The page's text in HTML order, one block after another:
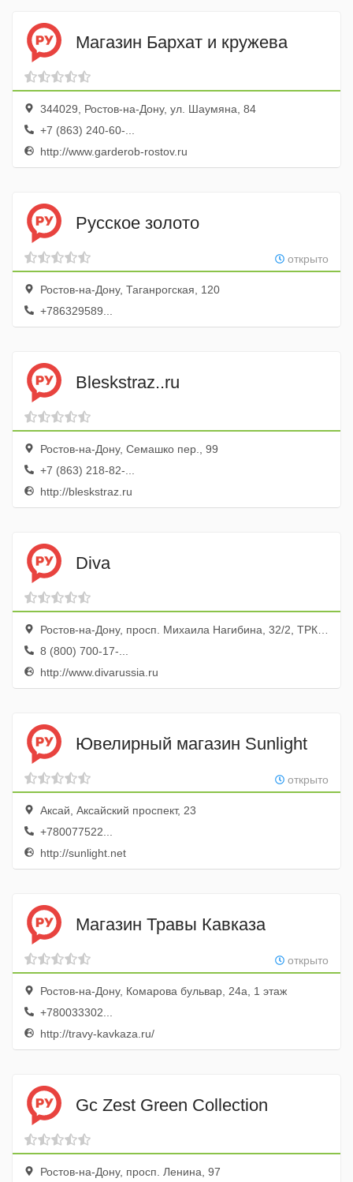
Магазин Бархат и кружева
344029, Ростов-на-Дону, ул. Шаумяна, 84
+7 (863) 240-60-...
http://www.garderob-rostov.ru
Русское золото
открыто
Ростов-на-Дону, Таганрогская, 120
+786329589...
Bleskstraz..ru
Ростов-на-Дону, Семашко пер., 99
+7 (863) 218-82-...
http://bleskstraz.ru
Diva
Ростов-на-Дону, просп. Михаила Нагибина, 32/2, ТРК Горизнт, эт. 1
8 (800) 700-17-...
http://www.divarussia.ru
Ювелирный магазин Sunlight
открыто
Аксай, Аксайский проспект, 23
+780077522...
http://sunlight.net
Магазин Травы Кавказа
открыто
Ростов-на-Дону, Комарова бульвар, 24а, 1 этаж
+780033302...
http://travy-kavkaza.ru/
Gc Zest Green Collection
Ростов-на-Дону, просп. Ленина, 97